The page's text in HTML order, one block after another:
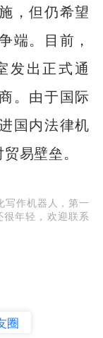
，但仍希望
端。目前，
发出正式通
。由于国际
国内法律机
易壁垒。
写作机器人，第一
年轻，欢迎联系
圈